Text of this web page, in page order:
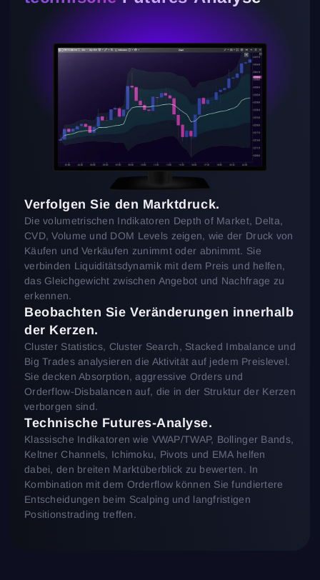
Verfolgen Sie den Marktdruck.
Die volumetrischen Indikatoren Depth of Market, Delta,
CVD, Volume und DOM Levels zeigen, wie der Druck von
Käufen und Verkäufen zunimmt oder abnimmt. Sie
verbinden Liquiditätsdynamik mit dem Preis und helfen,
das Gleichgewicht zwischen Angebot und Nachfrage zu
erkennen.
Beobachten Sie Veränderungen innerhalb
der Kerzen.
Cluster Statistics, Cluster Search, Stacked Imbalance und
Big Trades analysieren die Aktivität auf jedem Preislevel.
Sie decken Absorption, aggressive Orders und
Orderflow-Disbalancen auf, die in der Struktur der Kerzen
verborgen sind.
Technische Futures-Analyse.
Klassische Indikatoren wie VWAP/TWAP, Bollinger Bands,
Keltner Channels, Ichimoku, Pivots und EMA helfen
dabei, den breiten Marktüberblick zu bewerten. In
Kombination mit dem Orderflow können Sie fundiertere
Entscheidungen beim Scalping und langfristigen
Positionstrading treffen.